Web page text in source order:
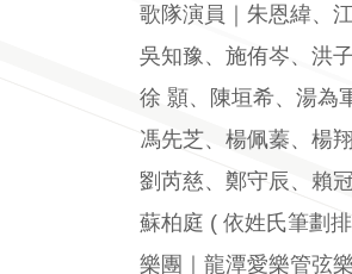
歌隊演員｜朱恩緯、
吳知豫、施侑岑、洪子
徐 顥、陳垣希、湯為
馮先芝、楊佩蓁、楊翔
劉芮慈、鄭守辰、賴冠
蘇柏庭 ( 依姓氏筆劃
樂團｜龍潭愛樂管弦